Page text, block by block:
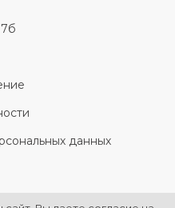
данных